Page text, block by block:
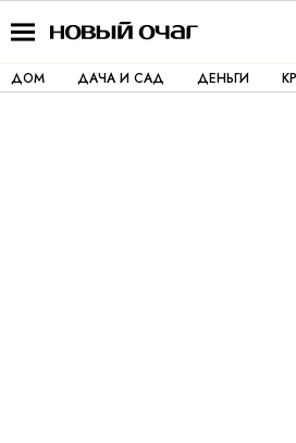
ДОМ ДАЧА И САД ДЕНЬГИ